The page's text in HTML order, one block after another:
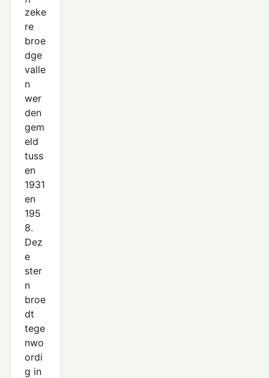
zeke
re
broe
dge
valle
n
wer
den
gem
eld
tuss
en
1931
en
195
8.
Dez
e
ster
n
broe
dt
tege
nwo
ordi
g in